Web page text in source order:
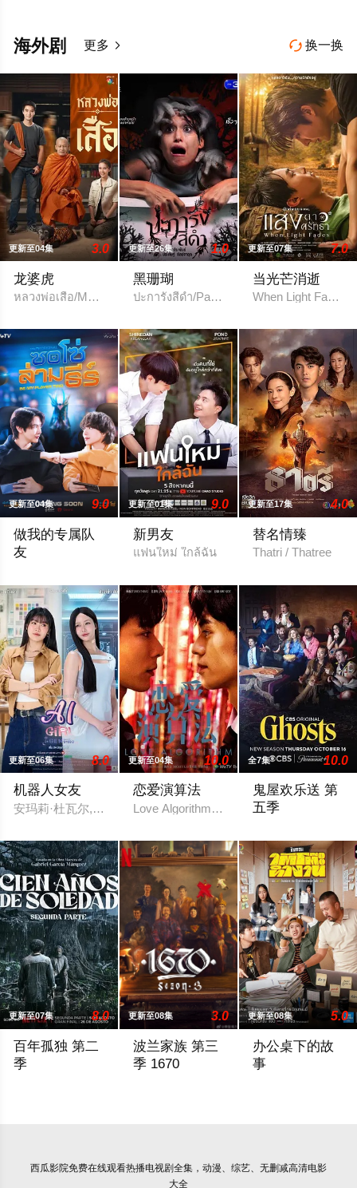
 换一换
海外剧 更多 
更新至04集 3.0
龙婆虎
หลวงพ่อเสือ/Man of Virtue / Luang Pho Suea
更新至26集 1.0
黑珊瑚
ปะการังสีดำ/Pakarang See Dum
更新至07集 7.0
当光芒消逝
When Light Fades
更新至04集 9.0
做我的专属队
友
更新至01集 9.0
新男友
แฟนใหม่ ใกล้ฉัน
更新至17集 4.0
替名情臻
Thatri / Thatree
更新至06集 8.0
机器人女友
安玛莉·杜瓦尔,卡薇萨拉·辛普洛
更新至04集 10.0
恋爱演算法
Love Algorithm / สูตรรักคำนวณหัวใจ
全7集 10.0
鬼屋欢乐送 第
五季
更新至07集 8.0
百年孤独 第二
季
更新至08集 3.0
波兰家族 第三
季 1670
更新至08集 5.0
办公桌下的故
事
西瓜影院免费在线观看热播电视剧全集，动漫、综艺、无删减高清电影
大全